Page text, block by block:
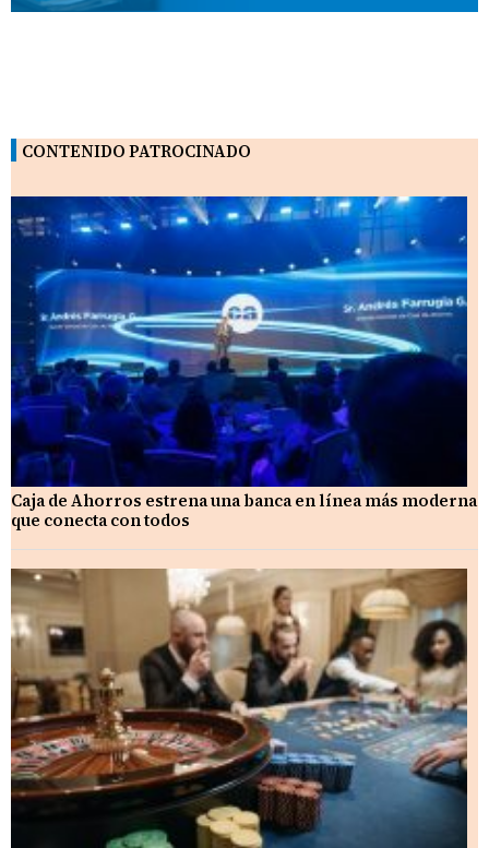
CONTENIDO PATROCINADO
Caja de Ahorros estrena una banca en línea más moderna
que conecta con todos